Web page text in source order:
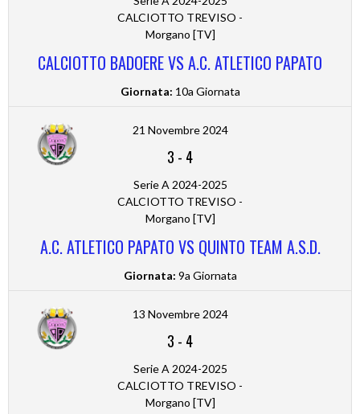
CALCIOTTO TREVISO -
Morgano [TV]
CALCIOTTO BADOERE VS A.C. ATLETICO PAPATO
Giornata: 10a Giornata
21 Novembre 2024
3 - 4
Serie A 2024-2025
CALCIOTTO TREVISO -
Morgano [TV]
A.C. ATLETICO PAPATO VS QUINTO TEAM A.S.D.
Giornata: 9a Giornata
13 Novembre 2024
3 - 4
Serie A 2024-2025
CALCIOTTO TREVISO -
Morgano [TV]